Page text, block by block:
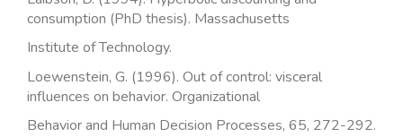
consumption (PhD thesis). Massachusetts
Institute of Technology.
Loewenstein, G. (1996). Out of control: visceral
influences on behavior. Organizational
Behavior and Human Decision Processes, 65, 272-292.